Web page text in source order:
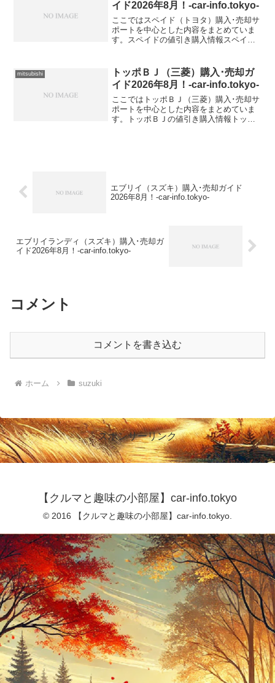
イド2026年8月！-car-info.tokyo-
ここではスペイド（トヨタ）購入･売却サ
ポートを中心とした内容をまとめていま
す。スペイドの値引き購入情報スペイド
mitsubishi
トッポＢＪ（三菱）購入･売却ガ
イド2026年8月！-car-info.tokyo-
ここではトッポＢＪ（三菱）購入･売却サ
ポートを中心とした内容をまとめていま
す。トッポＢＪの値引き購入情報トッポ
エブリイ（スズキ）購入･売却ガイド
2026年8月！-car-info.tokyo-
エブリイランディ（スズキ）購入･売却ガ
イド2026年8月！-car-info.tokyo-
コメント
コメントを書き込む
ホーム suzuki
スポンサーリンク
【クルマと趣味の小部屋】car-info.tokyo
© 2016 【クルマと趣味の小部屋】car-info.tokyo.